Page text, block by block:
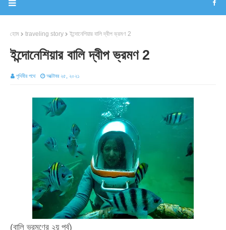
হোম traveling story ইন্দোনেশিয়ার বালি দ্বীপ ভ্রমণ 2
ইন্দোনেশিয়ার বালি দ্বীপ ভ্রমণ 2
পৃথিবীর পথে অক্টোবর ২৫, ২০২১
(বালি ভ্রমণের ২য় পর্ব)